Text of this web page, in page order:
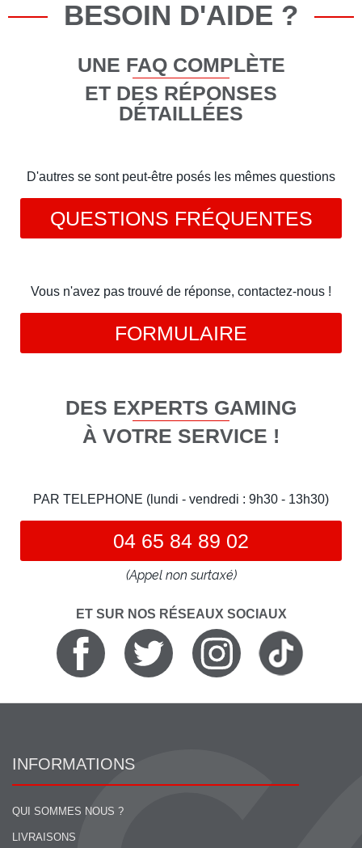
BESOIN D'AIDE ?
UNE FAQ COMPLÈTE
ET DES RÉPONSES
DÉTAILLÉES
D'autres se sont peut-être posés les mêmes questions
QUESTIONS FRÉQUENTES
Vous n'avez pas trouvé de réponse, contactez-nous !
FORMULAIRE
DES EXPERTS GAMING
À VOTRE SERVICE !
PAR TELEPHONE (lundi - vendredi : 9h30 - 13h30)
04 65 84 89 02
(Appel non surtaxé)
ET SUR NOS RÉSEAUX SOCIAUX
INFORMATIONS
QUI SOMMES NOUS ?
LIVRAISONS